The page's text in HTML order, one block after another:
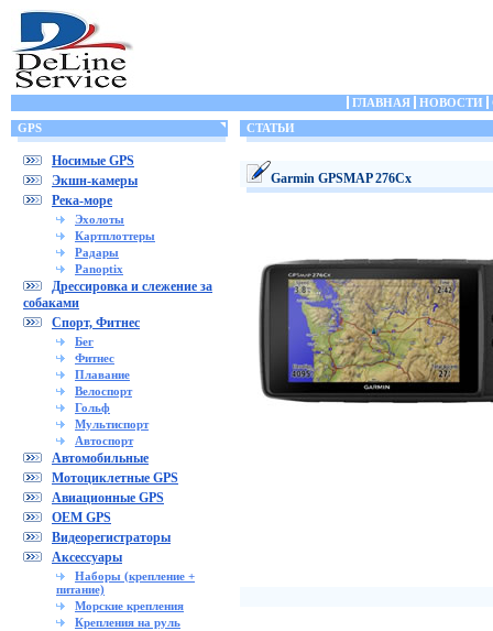
ГЛАВНАЯ НОВОСТИ
GPS
Носимые GPS
Экшн-камеры
Река-море
Эхолоты
Картплоттеры
Радары
Panoptix
Дрессировка и слежение за
собаками
Спорт, Фитнес
Бег
Фитнес
Плавание
Велоспорт
Гольф
Мультиспорт
Автоспорт
Автомобильные
Мотоциклетные GPS
Авиационные GPS
OEM GPS
Видеорегистраторы
Аксессуары
Наборы (крепление +
питание)
Морские крепления
Крепления на руль
СТАТЬИ
Garmin GPSMAP 276Cx